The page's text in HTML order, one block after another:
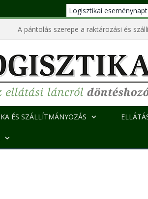
Logisztikai
A pántolás szerepe a raktározási és
ÉS SZÁLLÍTMÁNYOZÁS